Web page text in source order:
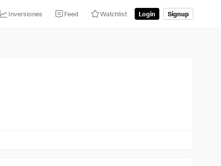
Inversiones Feed Watchlist Login Signup